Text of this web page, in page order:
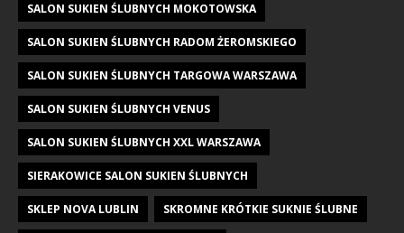
SALON SUKIEN ŚLUBNYCH MOKOTOWSKA
SALON SUKIEN ŚLUBNYCH RADOM ŻEROMSKIEGO
SALON SUKIEN ŚLUBNYCH TARGOWA WARSZAWA
SALON SUKIEN ŚLUBNYCH VENUS
SALON SUKIEN ŚLUBNYCH XXL WARSZAWA
SIERAKOWICE SALON SUKIEN ŚLUBNYCH
SKLEP NOVA LUBLIN SKROMNE KRÓTKIE SUKNIE ŚLUBNE